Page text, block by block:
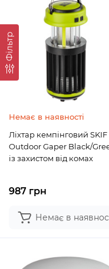
Фільтр
Немає в наявності
Ліхтар кемпінговий SKIF
Outdoor Gaper Black/
із захистом від комах
987 грн
Немає в